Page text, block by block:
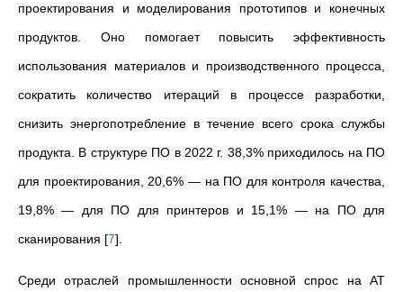
проектирования и моделирования прототипов и конечных
продуктов. Оно помогает повысить эффективность
использования материалов и производственного процесса,
сократить количество итераций в процессе разработки,
снизить энергопотребление в течение всего срока службы
продукта. В структуре ПО в 2022 г. 38,3% приходилось на ПО
для проектирования, 20,6% — на ПО для контроля качества,
19,8% — для ПО для принтеров и 15,1% — на ПО для
сканирования [7]
Среди отраслей промышленности основной спрос на АТ